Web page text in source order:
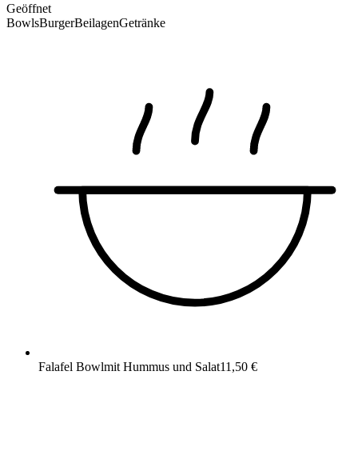
Geöffnet
BowlsBurgerBeilagenGetränke
Falafel Bowlmit Hummus und Salat11,50 €